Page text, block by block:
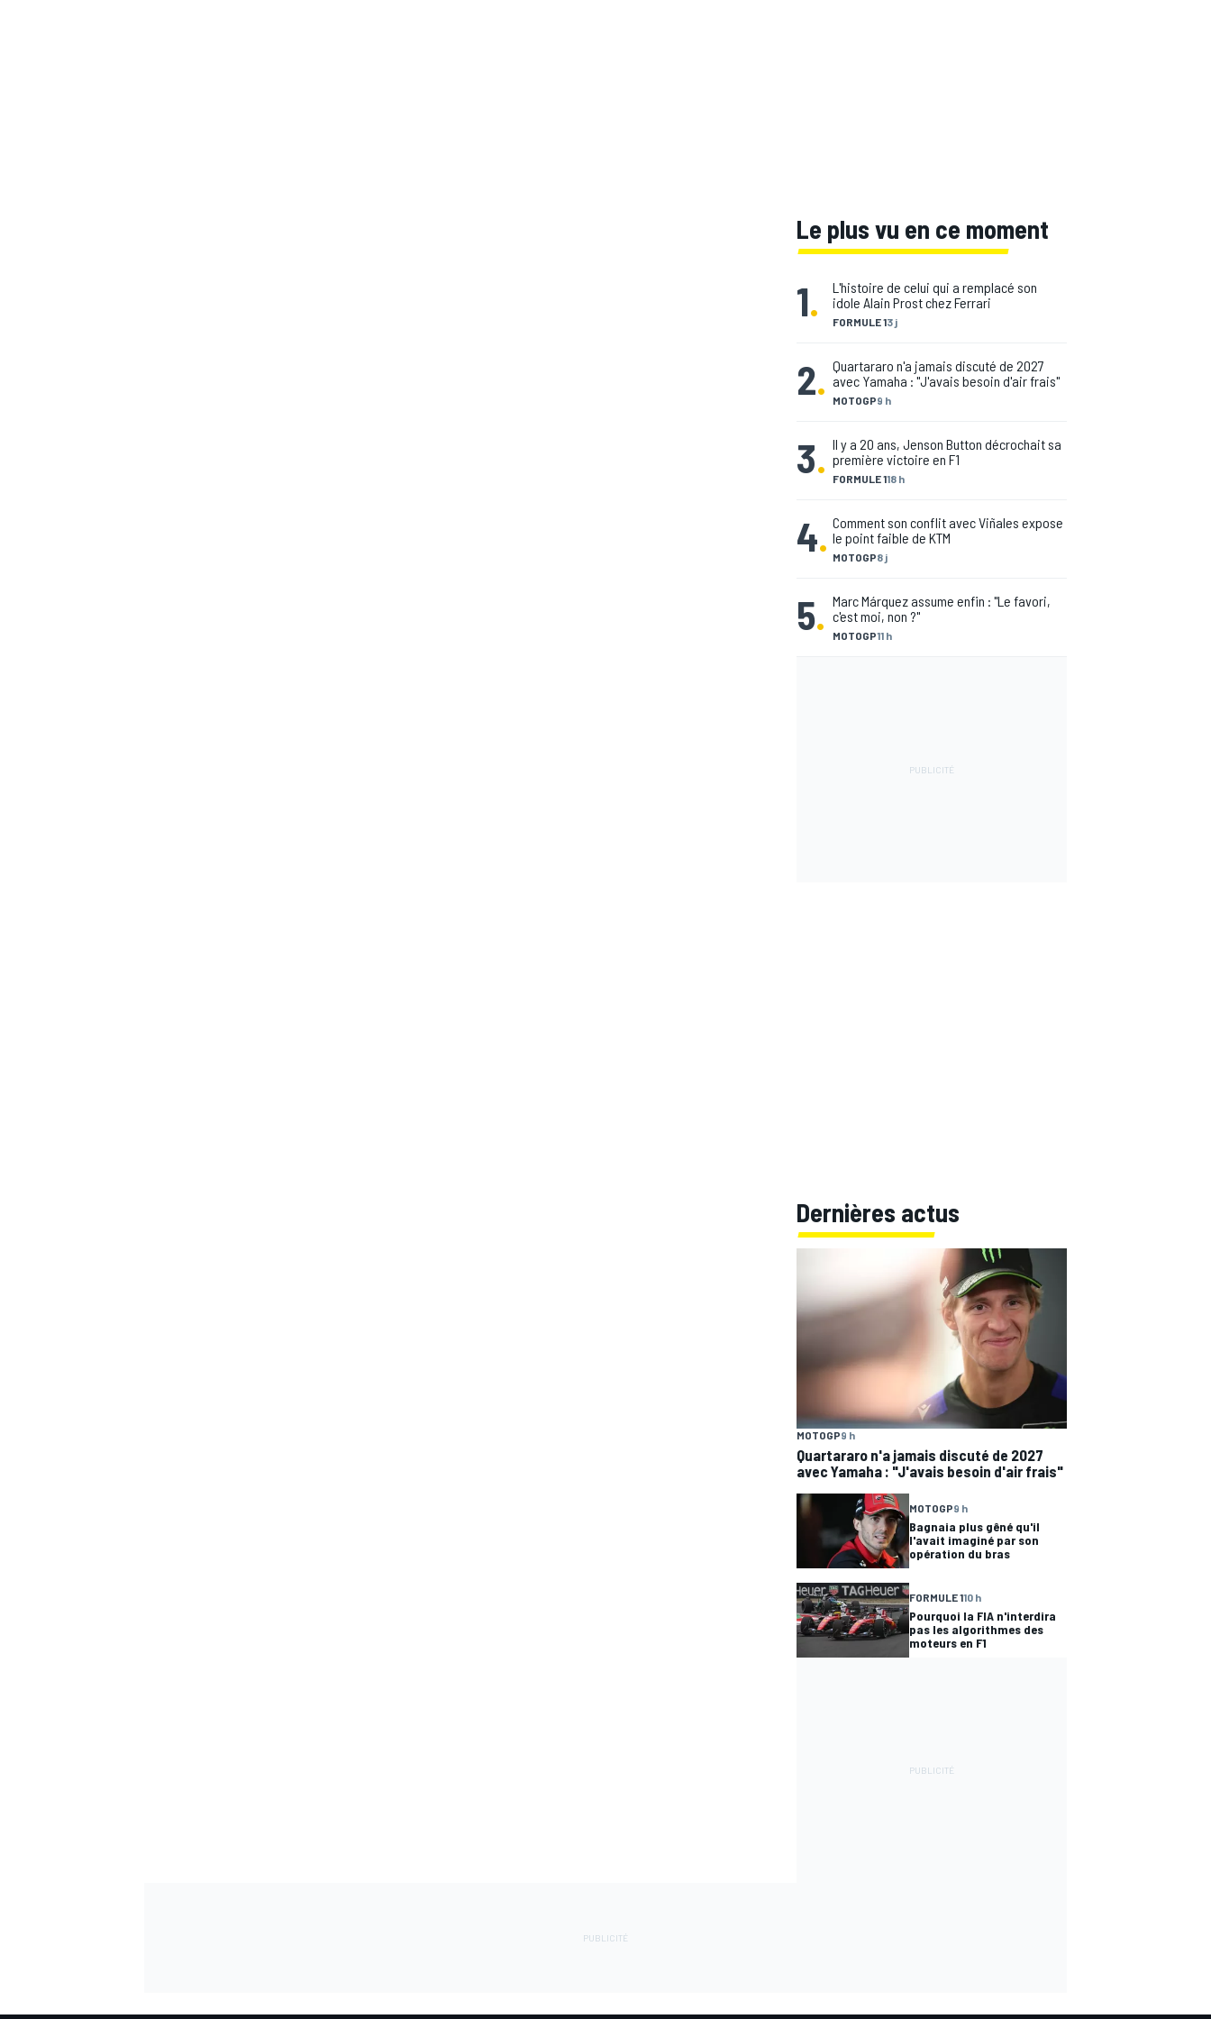
Le plus vu en ce moment
1. FORMULE 13 j
L'histoire de celui qui a remplacé son
idole Alain Prost chez Ferrari
2. MOTOGP9 h
Quartararo n'a jamais discuté de 2027
avec Yamaha : "J'avais besoin d'air frais"
3. FORMULE 118 h
Il y a 20 ans, Jenson Button décrochait sa
première victoire en F1
4. MOTOGP8 j
Comment son conflit avec Viñales expose
le point faible de KTM
5. MOTOGP11 h
Marc Márquez assume enfin : "Le favori,
c'est moi, non ?"
Dernières actus
MOTOGP9 h
Quartararo n'a jamais discuté de 2027
avec Yamaha : "J'avais besoin d'air frais"
MOTOGP9 h
Bagnaia plus gêné qu'il
l'avait imaginé par son
opération du bras
FORMULE 110 h
Pourquoi la FIA n'interdira
pas les algorithmes des
moteurs en F1